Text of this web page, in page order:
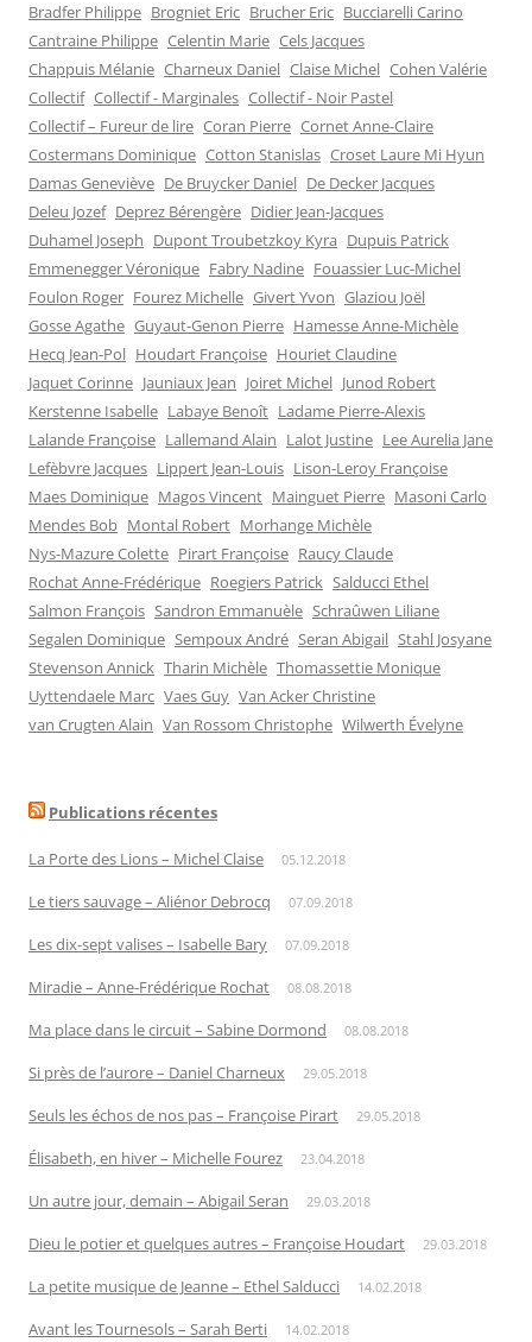
Bradfer Philippe Brogniet Eric Brucher Eric Bucciarelli Carino
Cantraine Philippe Celentin Marie Cels Jacques
Chappuis Mélanie Charneux Daniel Claise Michel Cohen Valérie
Collectif Collectif - Marginales Collectif - Noir Pastel
Collectif – Fureur de lire Coran Pierre Cornet Anne-Claire
Costermans Dominique Cotton Stanislas Croset Laure Mi Hyun
Damas Geneviève De Bruycker Daniel De Decker Jacques
Deleu Jozef Deprez Bérengère Didier Jean-Jacques
Duhamel Joseph Dupont Troubetzkoy Kyra Dupuis Patrick
Emmenegger Véronique Fabry Nadine Fouassier Luc-Michel
Foulon Roger Fourez Michelle Givert Yvon Glaziou Joël
Gosse Agathe Guyaut-Genon Pierre Hamesse Anne-Michèle
Hecq Jean-Pol Houdart Françoise Houriet Claudine
Jaquet Corinne Jauniaux Jean Joiret Michel Junod Robert
Kerstenne Isabelle Labaye Benoît Ladame Pierre-Alexis
Lalande Françoise Lallemand Alain Lalot Justine Lee Aurelia Jane
Lefèbvre Jacques Lippert Jean-Louis Lison-Leroy Françoise
Maes Dominique Magos Vincent Mainguet Pierre Masoni Carlo
Mendes Bob Montal Robert Morhange Michèle
Nys-Mazure Colette Pirart Françoise Raucy Claude
Rochat Anne-Frédérique Roegiers Patrick Salducci Ethel
Salmon François Sandron Emmanuèle Schraûwen Liliane
Segalen Dominique Sempoux André Seran Abigail Stahl Josyane
Stevenson Annick Tharin Michèle Thomassettie Monique
Uyttendaele Marc Vaes Guy Van Acker Christine
van Crugten Alain Van Rossom Christophe Wilwerth Évelyne
Publications récentes
La Porte des Lions – Michel Claise 05.12.2018
Le tiers sauvage – Aliénor Debrocq 07.09.2018
Les dix-sept valises – Isabelle Bary 07.09.2018
Miradie – Anne-Frédérique Rochat 08.08.2018
Ma place dans le circuit – Sabine Dormond 08.08.2018
Si près de l’aurore – Daniel Charneux 29.05.2018
Seuls les échos de nos pas – Françoise Pirart 29.05.2018
Élisabeth, en hiver – Michelle Fourez 23.04.2018
Un autre jour, demain – Abigail Seran 29.03.2018
Dieu le potier et quelques autres – Françoise Houdart 29.03.2018
La petite musique de Jeanne – Ethel Salducci 14.02.2018
Avant les Tournesols – Sarah Berti 14.02.2018